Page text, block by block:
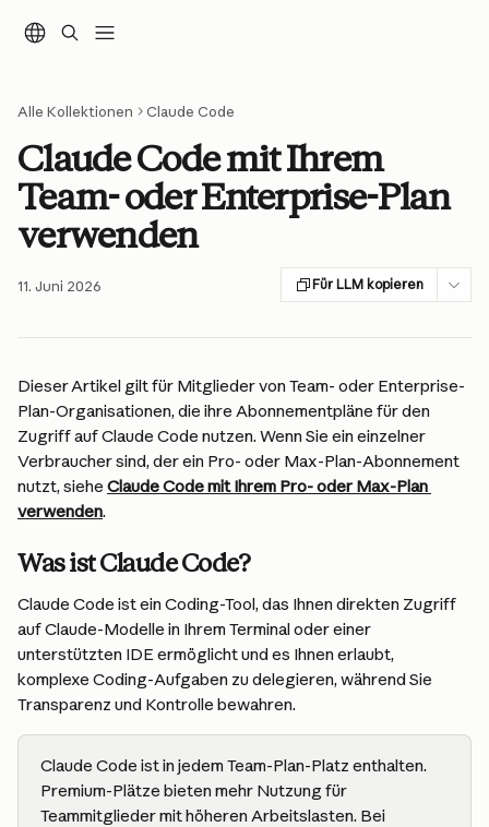
Alle Kollektionen Claude Code
Claude Code mit Ihrem
Team- oder Enterprise-Plan
verwenden
11. Juni 2026 Für LLM kopieren
Dieser Artikel gilt für Mitglieder von Team- oder Enterprise-
Plan-Organisationen, die ihre Abonnementpläne für den
Zugriff auf Claude Code nutzen. Wenn Sie ein einzelner
Verbraucher sind, der ein Pro- oder Max-Plan-Abonnement
nutzt, siehe Claude Code mit Ihrem Pro- oder Max-Plan
verwenden.
Was ist Claude Code?
Claude Code ist ein Coding-Tool, das Ihnen direkten Zugriff
auf Claude-Modelle in Ihrem Terminal oder einer
unterstützten IDE ermöglicht und es Ihnen erlaubt,
komplexe Coding-Aufgaben zu delegieren, während Sie
Transparenz und Kontrolle bewahren.
Claude Code ist in jedem Team-Plan-Platz enthalten.
Premium-Plätze bieten mehr Nutzung für
Teammitglieder mit höheren Arbeitslasten. Bei